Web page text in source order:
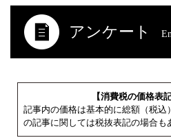
アンケート
【消費税の価格表
記事内の価格は基本的に総額（税込
の記事に関しては税抜表記の場合も